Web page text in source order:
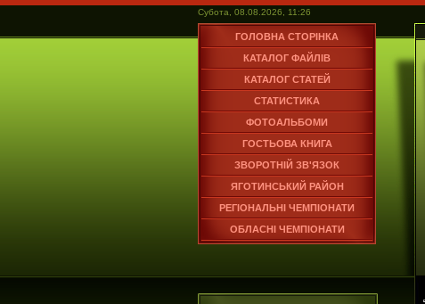
Субота, 08.08.2026, 11:26
ГОЛОВНА СТОРІНКА
КАТАЛОГ ФАЙЛІВ
КАТАЛОГ СТАТЕЙ
СТАТИСТИКА
ФОТОАЛЬБОМИ
ГОСТЬОВА КНИГА
ЗВОРОТНІЙ ЗВ'ЯЗОК
ЯГОТИНСЬКИЙ РАЙОН
РЕГІОНАЛЬНІ ЧЕМПІОНАТИ
ОБЛАСНІ ЧЕМПІОНАТИ